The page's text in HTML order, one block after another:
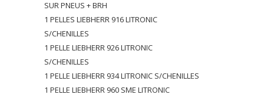
SUR PNEUS + BRH
1 PELLES LIEBHERR 916 LITRONIC
S/CHENILLES
1 PELLE LIEBHERR 926 LITRONIC
S/CHENILLES
1 PELLE LIEBHERR 934 LITRONIC S/CHENILLES
1 PELLE LIEBHERR 960 SME LITRONIC